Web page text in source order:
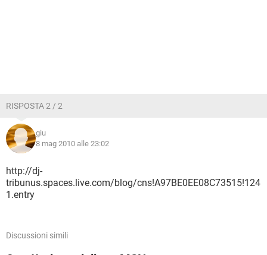
RISPOSTA 2 / 2
giu
8 mag 2010 alle 23:02
http://dj-
tribunus.spaces.live.com/blog/cns!A97BE0EE08C73515!124
1.entry
Discussioni simili